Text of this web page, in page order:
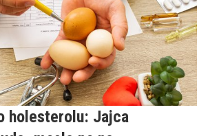
holesterolu: Jajca